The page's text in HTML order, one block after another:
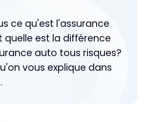
ce qu'est l'assurance
quelle est la différence
auto tous risques?
vous explique dans